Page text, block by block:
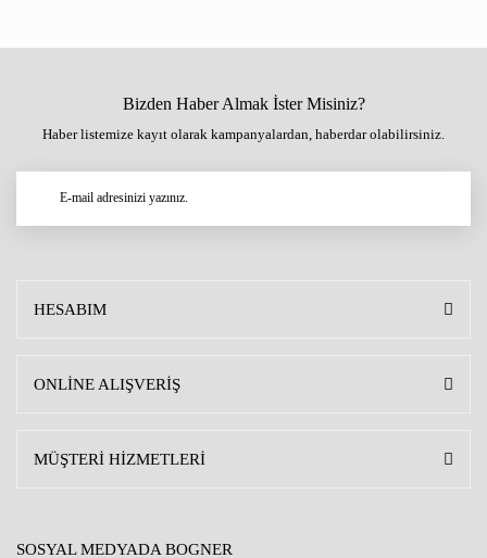
Bizden Haber Almak İster Misiniz?
Haber listemize kayıt olarak kampanyalardan, haberdar olabilirsiniz.
HESABIM
ONLİNE ALIŞVERİŞ
MÜŞTERİ HİZMETLERİ
SOSYAL MEDYADA BOGNER